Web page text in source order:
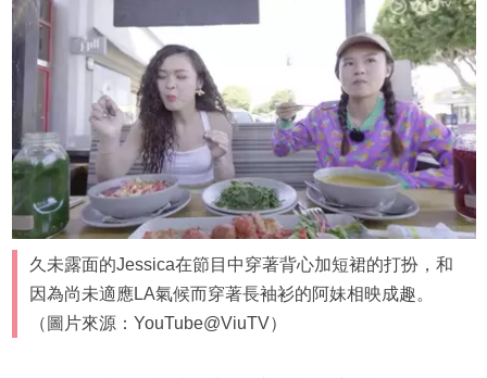
久未露面的Jessica在節目中穿著背心加短裙的打扮，和
因為尚未適應LA氣候而穿著長袖衫的阿妹相映成趣。
（圖片來源：YouTube@ViuTV）